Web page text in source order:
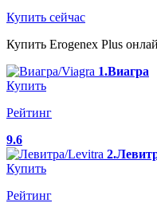
Купить сейчас
Купить Erogenex Plus
1.Виагра
Купить
Рейтинг
9.6
Купить
Рейтинг